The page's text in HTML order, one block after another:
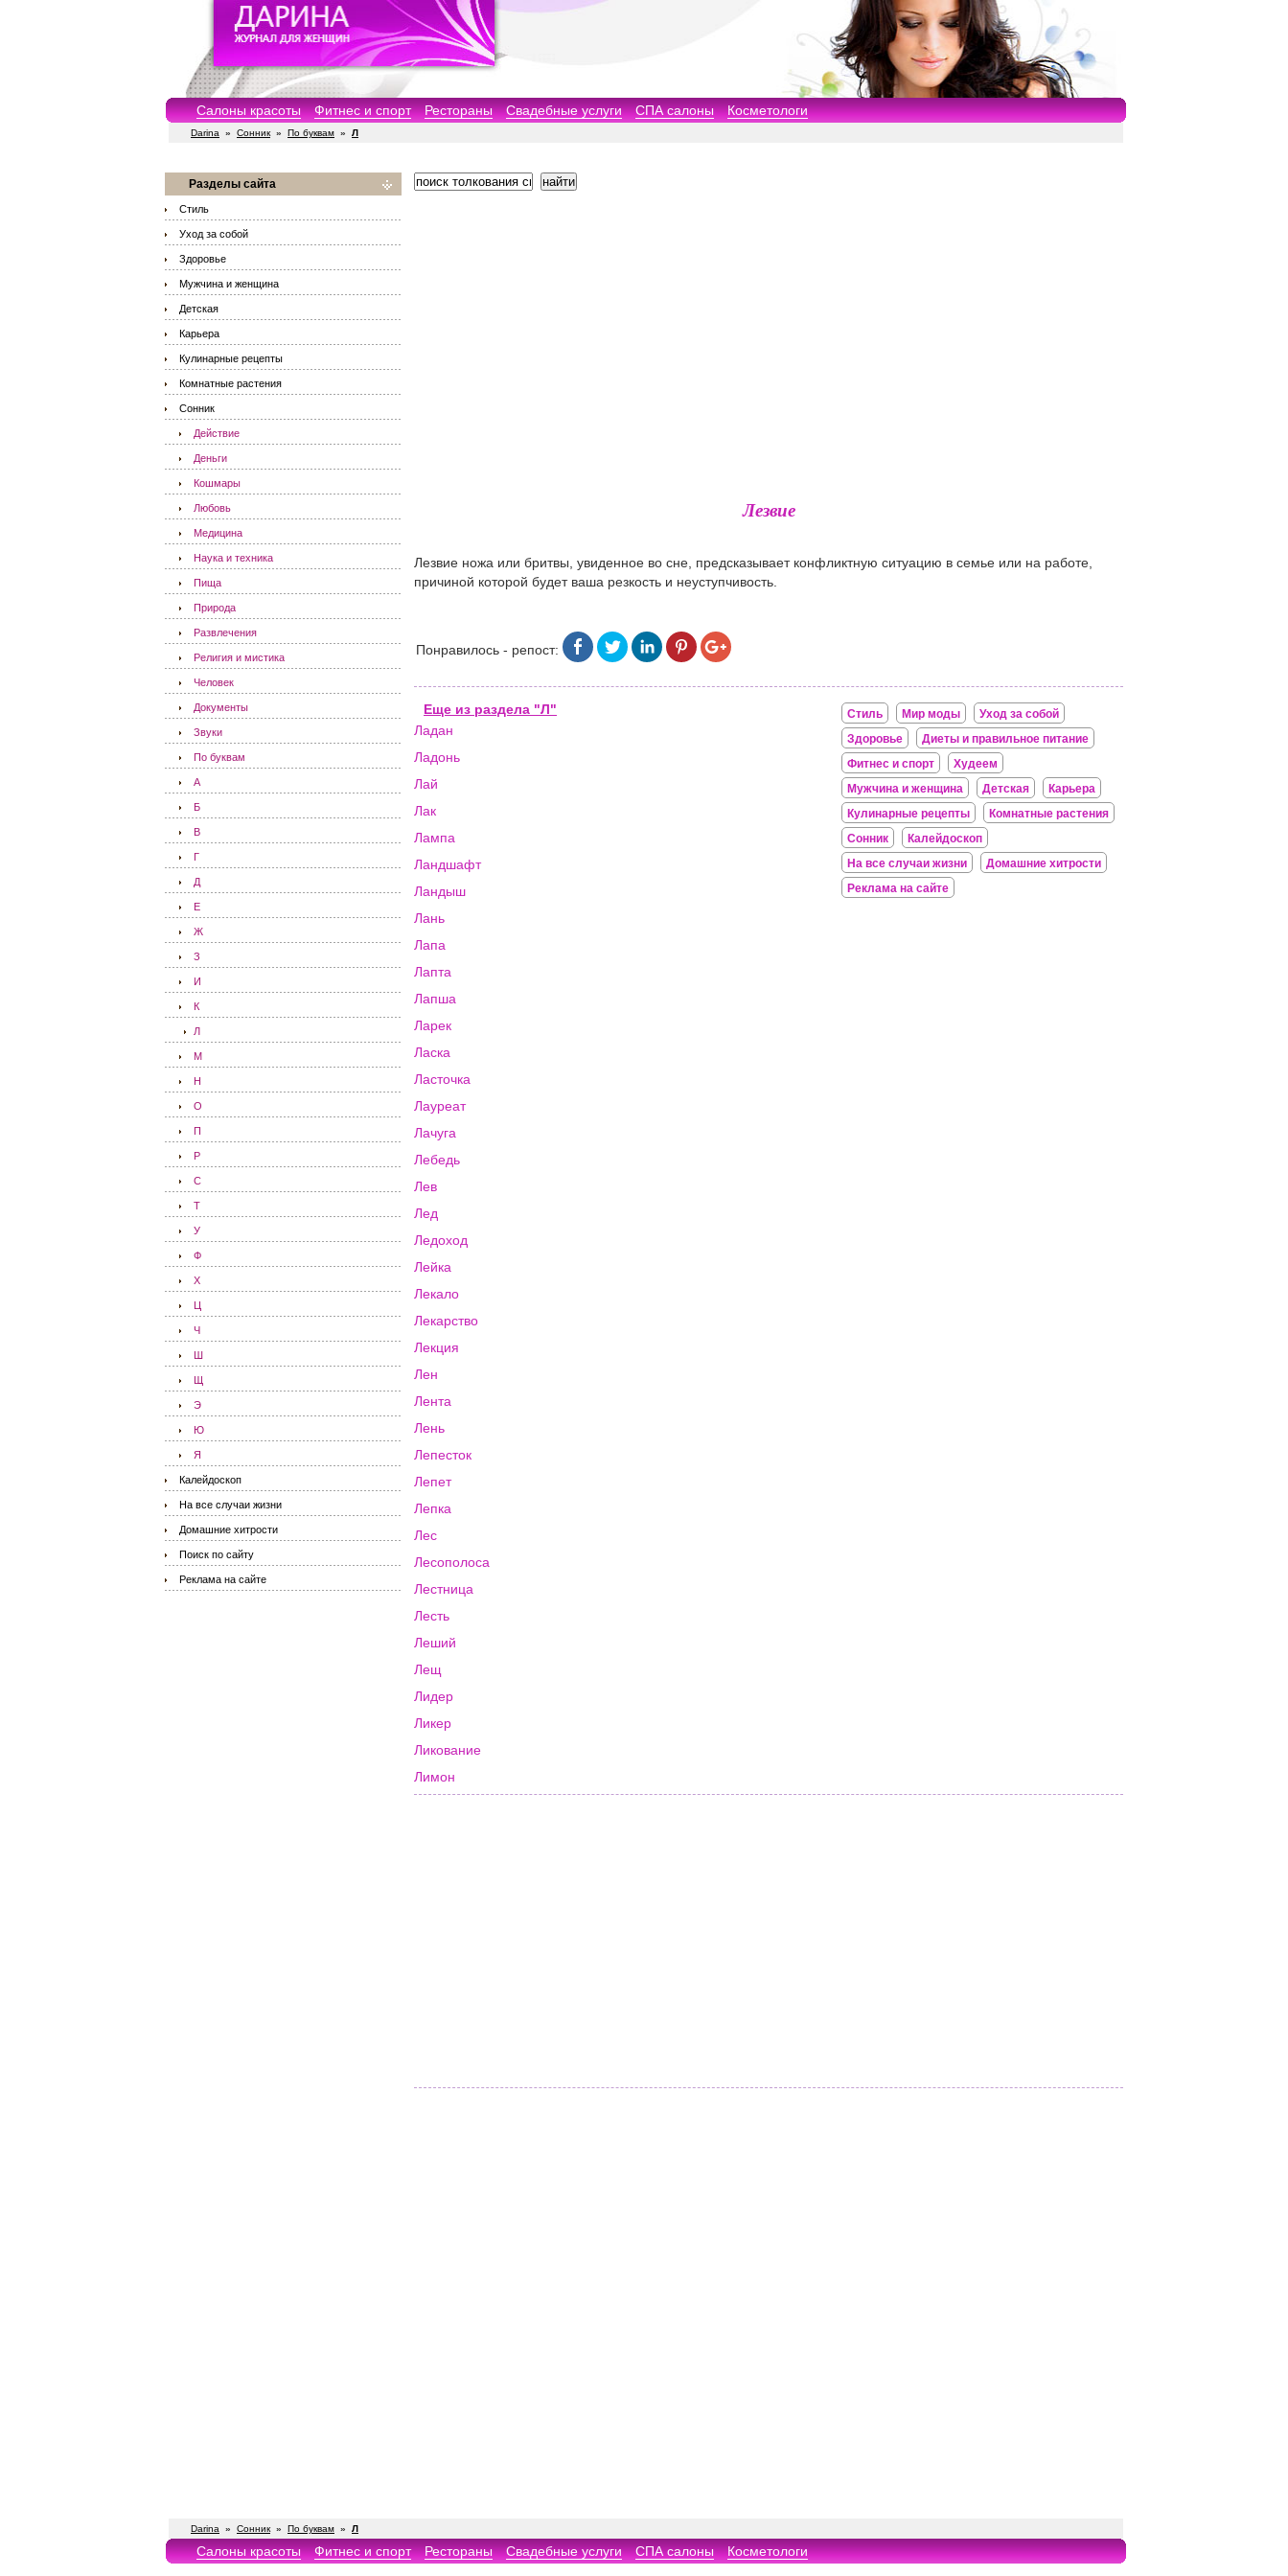
Салоны красоты Фитнес и спорт Рестораны Свадебные услуги СПА салоны Косметологи
Darina » Сонник » По буквам » Л
Разделы сайта
Стиль
Уход за собой
Здоровье
Мужчина и женщина
Детская
Карьера
Кулинарные рецепты
Комнатные растения
Сонник
Действие
Деньги
Кошмары
Любовь
Медицина
Наука и техника
Пища
Природа
Развлечения
Религия и мистика
Человек
Документы
Звуки
По буквам
А
Б
В
Г
Д
Е
Ж
З
И
К
Л
М
Н
О
П
Р
С
Т
У
Ф
Х
Ц
Ч
Ш
Щ
Э
Ю
Я
Калейдоскоп
На все случаи жизни
Домашние хитрости
Поиск по сайту
Реклама на сайте
Лезвие
Лезвие ножа или бритвы, увиденное во сне, предсказывает конфликтную ситуацию в семье или на работе,
причиной которой будет ваша резкость и неуступчивость.
Понравилось - репост:
Еще из раздела "Л"
Ладан
Ладонь
Лай
Лак
Лампа
Ландшафт
Ландыш
Лань
Лапа
Лапта
Лапша
Ларек
Ласка
Ласточка
Лауреат
Лачуга
Лебедь
Лев
Лед
Ледоход
Лейка
Лекало
Лекарство
Лекция
Лен
Лента
Лень
Лепесток
Лепет
Лепка
Лес
Лесополоса
Лестница
Лесть
Леший
Лещ
Лидер
Ликер
Ликование
Лимон
Стиль Мир моды
Уход за собой
Здоровье
Диеты и правильное питание
Фитнес и спорт
Худеем
Мужчина и женщина
Детская
Карьера
Кулинарные рецепты
Комнатные растения
Сонник
Калейдоскоп
На все случаи жизни
Домашние хитрости
Реклама на сайте
Darina » Сонник » По буквам » Л
Салоны красоты Фитнес и спорт Рестораны Свадебные услуги СПА салоны Косметологи